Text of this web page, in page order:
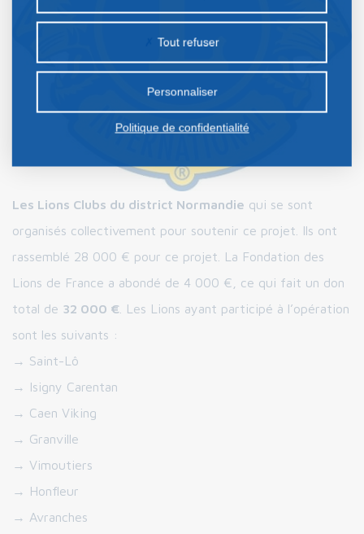
Les Lions Clubs du district Normandie qui se sont
organisés collectivement pour soutenir ce projet. Ils ont
rassemblé 28 000 € pour ce projet. La Fondation des
Lions de France a abondé de 4 000 €, ce qui fait un don
total de 32 000 € . Les Lions ayant participé à l’opération
sont les suivants :
→ Saint-Lô
→ Isigny Carentan
→ Caen Viking
→ Granville
→ Vimoutiers
→ Honfleur
→ Avranches
nos partenaires. Certains traceurs non classés
préalable.
Tout refuser
Personnaliser
Politique de confidentialité